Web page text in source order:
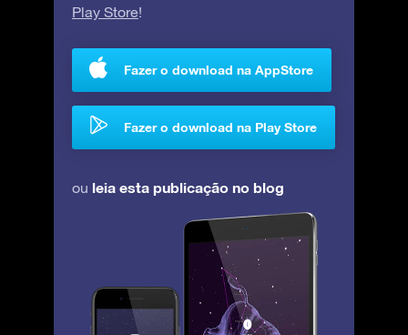
Play Store!
Fazer o download na AppStore
Fazer o download na Play Store
ou leia esta publicação no blog